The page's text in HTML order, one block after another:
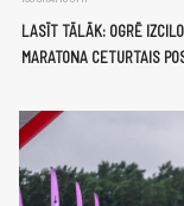
LASĪT TĀLĀK: OGRĒ
MARATONA CETURTAIS